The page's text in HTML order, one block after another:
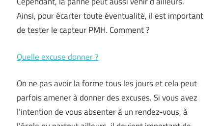
Ainsi, pour écarter toute éventualité, il est important
de tester le capteur PMH. Comment ?
Quelle excuse donner ?
On ne pas avoir la forme tous les jours et cela peut
parfois amener à donner des excuses. Si vous avez
l’intention de vous absenter à un rendez-vous, à